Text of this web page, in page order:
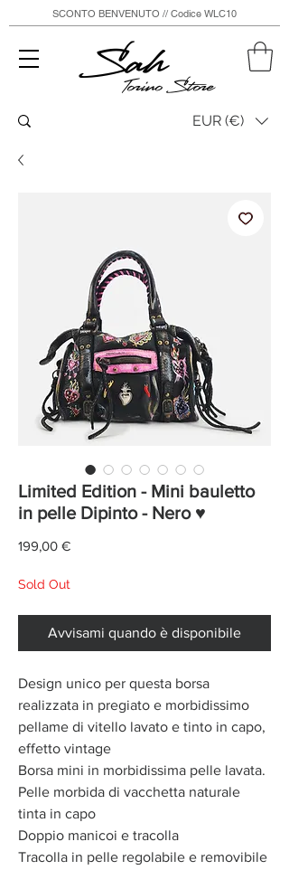
Sah
Torino Store
SCONTO BENVENUTO // Codice WLC10
EUR (€)
Limited Edition - Mini bauletto
in pelle Dipinto - Nero ♥
199,00 €Prezzo
Sold Out
Avvisami quando è disponibile
Design unico per questa borsa
realizzata in pregiato e morbidissimo
pellame di vitello lavato e tinto in capo,
effetto vintage
Borsa mini in morbidissima pelle lavata.
Pelle morbida di vacchetta naturale
tinta in capo
Doppio manicoi e tracolla
Tracolla in pelle regolabile e removibile